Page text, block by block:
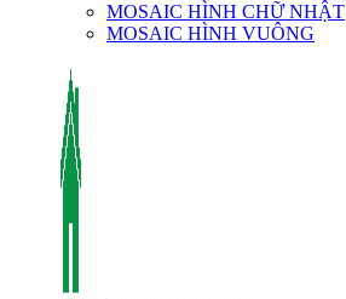
MOSAIC HÌNH CHỮ NHẬT
MOSAIC HÌNH VUÔNG